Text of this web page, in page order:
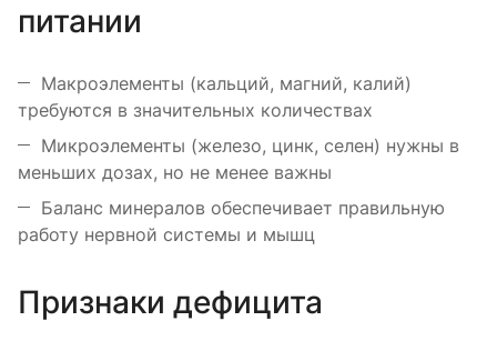
питании
Макроэлементы (кальций, магний, калий)
требуются в значительных количествах
Микроэлементы (железо, цинк, селен) нужны в
меньших дозах, но не менее важны
Баланс минералов обеспечивает правильную
работу нервной системы и мышц
Признаки дефицита